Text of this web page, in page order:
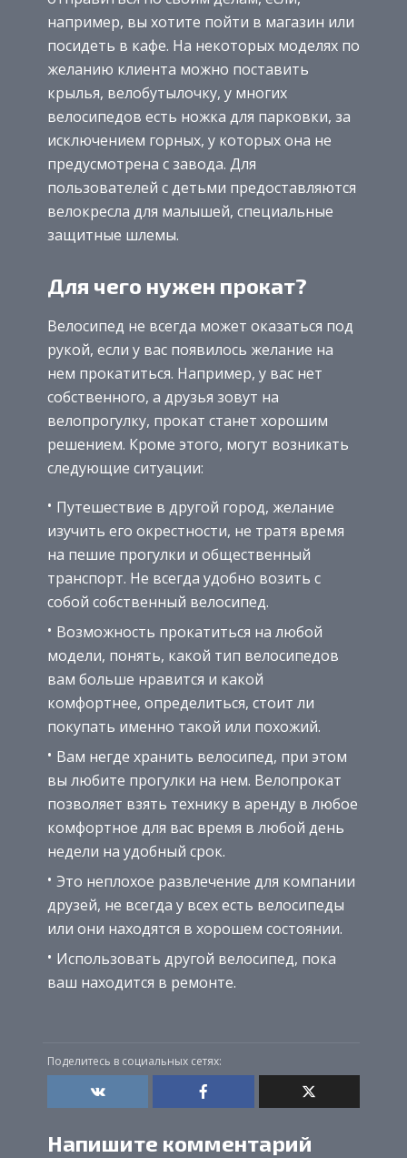
например, вы хотите пойти в магазин или
посидеть в кафе. На некоторых моделях по
желанию клиента можно поставить
крылья, велобутылочку, у многих
велосипедов есть ножка для парковки, за
исключением горных, у которых она не
предусмотрена с завода. Для
пользователей с детьми предоставляются
велокресла для малышей, специальные
защитные шлемы.
Для чего нужен прокат?
Велосипед не всегда может оказаться под
рукой, если у вас появилось желание на
нем прокатиться. Например, у вас нет
собственного, а друзья зовут на
велопрогулку, прокат станет хорошим
решением. Кроме этого, могут возникать
следующие ситуации:
Путешествие в другой город, желание
изучить его окрестности, не тратя время
на пешие прогулки и общественный
транспорт. Не всегда удобно возить с
собой собственный велосипед.
Возможность прокатиться на любой
модели, понять, какой тип велосипедов
вам больше нравится и какой
комфортнее, определиться, стоит ли
покупать именно такой или похожий.
Вам негде хранить велосипед, при этом
вы любите прогулки на нем. Велопрокат
позволяет взять технику в аренду в любое
комфортное для вас время в любой день
недели на удобный срок.
Это неплохое развлечение для компании
друзей, не всегда у всех есть велосипеды
или они находятся в хорошем состоянии.
Использовать другой велосипед, пока
ваш находится в ремонте.
Поделитесь в социальных сетях:
Напишите комментарий